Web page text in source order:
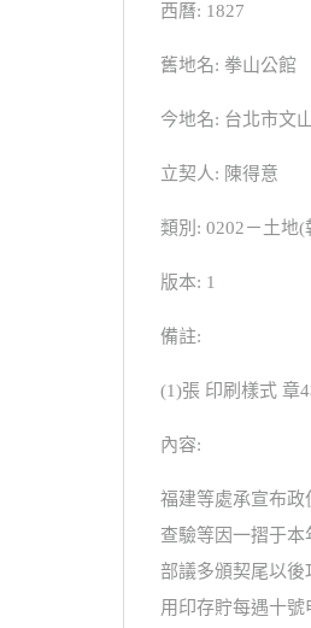
西曆: 1827
舊地名: 拳山公館
今地名: 台北市文
立契人: 陳得意
類別: 0202－土地
版本: 1
備註:
(1)張 印刷樣式 章
內容:
福建等處承宣布政
查驗等因一摺于
部議多頒契尾以
用印存貯每遇十